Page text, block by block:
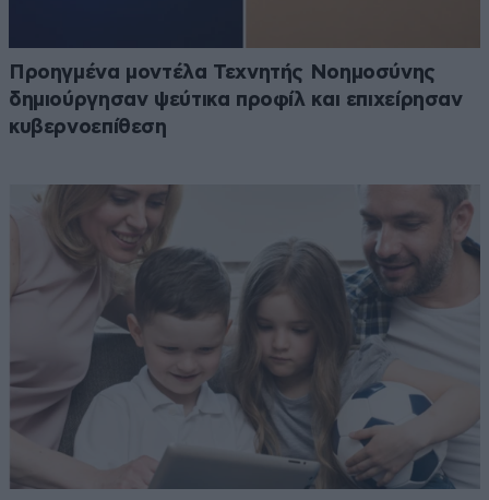
Προηγμένα μοντέλα Τεχνητής Νοημοσύνης
δημιούργησαν ψεύτικα προφίλ και επιχείρησαν
κυβερνοεπίθεση